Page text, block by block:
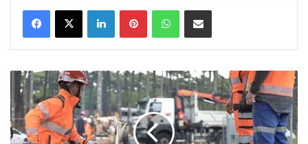
LinkedinPinterestWhatsAppPartager par email
câble
internet
qui
relie